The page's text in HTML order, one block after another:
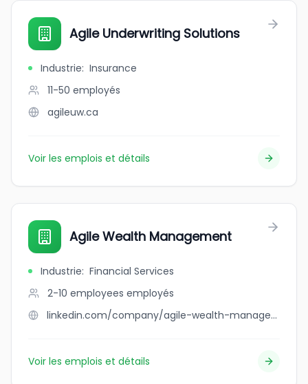
Agile Underwriting Solutions
Industrie: Insurance
11-50 employés
agileuw.ca
Voir les emplois et détails
Agile Wealth Management
Industrie: Financial Services
2-10 employees employés
linkedin.com/company/agile-wealth-management
Voir les emplois et détails